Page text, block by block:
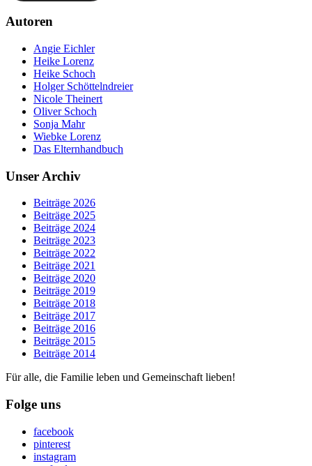
Autoren
Angie Eichler
Heike Lorenz
Heike Schoch
Holger Schöttelndreier
Nicole Theinert
Oliver Schoch
Sonja Mahr
Wiebke Lorenz
Das Elternhandbuch
Unser Archiv
Beiträge 2026
Beiträge 2025
Beiträge 2024
Beiträge 2023
Beiträge 2022
Beiträge 2021
Beiträge 2020
Beiträge 2019
Beiträge 2018
Beiträge 2017
Beiträge 2016
Beiträge 2015
Beiträge 2014
Für alle, die Familie leben und Gemeinschaft lieben!
Folge uns
facebook
pinterest
instagram